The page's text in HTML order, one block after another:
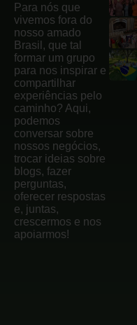
Para nós que
vivemos fora do
nosso amado
Brasil, que tal
formar um grupo
para nos inspirar e
compartilhar
experiências pelo
caminho? Aqui,
podemos
conversar sobre
nossos negócios,
trocar ideias sobre
blogs, fazer
perguntas,
oferecer respostas
e, juntas,
crescermos e nos
apoiarmos!